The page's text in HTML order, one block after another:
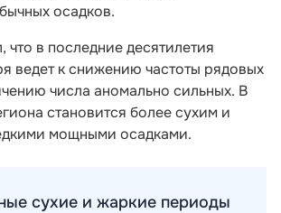
осадков.
что в последние десятилетия
ведет к снижению частоты рядовых
числа аномально сильных. В
становится более сухим и
мощными осадками.
сухие и жаркие периоды